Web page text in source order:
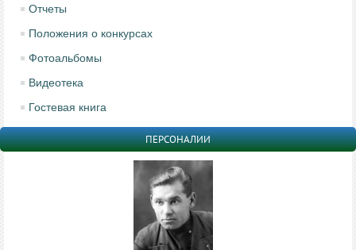
Отчеты
Положения о конкурсах
Фотоальбомы
Видеотека
Гостевая книга
ПЕРСОНАЛИИ